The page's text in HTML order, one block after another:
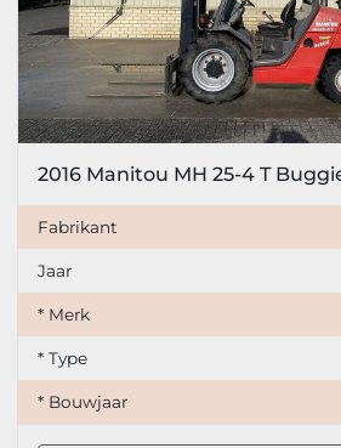
Fabrikant
Jaar
* Merk
* Type
* Bouwjaar